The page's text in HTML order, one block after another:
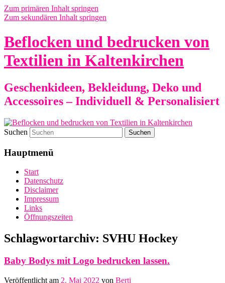
Zum primären Inhalt springen
Zum sekundären Inhalt springen
Beflocken und bedrucken von
Textilien in Kaltenkirchen
Geschenkideen, Bekleidung, Deko und
Accessoires – Individuell & Personalisiert
Suchen
Hauptmenü
Start
Datenschutz
Disclaimer
Impressum
Links
Öffnungszeiten
Schlagwortarchiv: SVHU Hockey
Baby Bodys mit Logo bedrucken lassen.
Veröffentlicht am 2. Mai 2022 von Berti